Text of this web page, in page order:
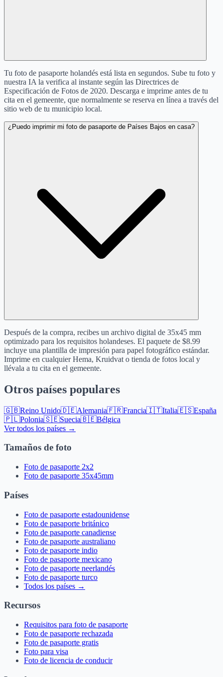
Tu foto de pasaporte holandés está lista en segundos. Sube tu foto y
nuestra IA la verifica al instante según las Directrices de
Especificación de Fotos de 2020. Descarga e imprime antes de tu
cita en el gemeente, que normalmente se reserva en línea a través del
sitio web de tu municipio local.
¿Puedo imprimir mi foto de pasaporte de Países Bajos en casa?
Después de la compra, recibes un archivo digital de 35x45 mm
optimizado para los requisitos holandeses. El paquete de $8.99
incluye una plantilla de impresión para papel fotográfico estándar.
Imprime en cualquier Hema, Kruidvat o tienda de fotos local y
llévala a tu cita en el gemeente.
Otros países populares
🇬🇧Reino Unido🇩🇪Alemania🇫🇷Francia🇮🇹Italia🇪🇸España
🇵🇱Polonia🇸🇪Suecia🇧🇪Bélgica
Ver todos los países →
Tamaños de foto
Foto de pasaporte 2x2
Foto de pasaporte 35x45mm
Países
Foto de pasaporte estadounidense
Foto de pasaporte británico
Foto de pasaporte canadiense
Foto de pasaporte australiano
Foto de pasaporte indio
Foto de pasaporte mexicano
Foto de pasaporte neerlandés
Foto de pasaporte turco
Todos los países →
Recursos
Requisitos para foto de pasaporte
Foto de pasaporte rechazada
Foto de pasaporte gratis
Foto para visa
Foto de licencia de conducir